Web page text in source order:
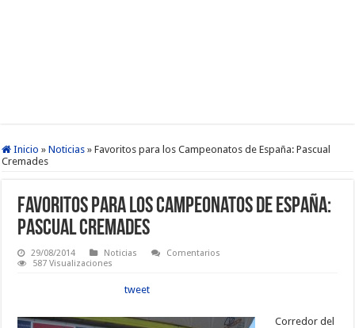
Inicio » Noticias » Favoritos para los Campeonatos de España: Pascual
Cremades
Favoritos para los Campeonatos de España:
Pascual Cremades
29/08/2014 Noticias
Comentarios
587 Visualizaciones
tweet
Corredor del